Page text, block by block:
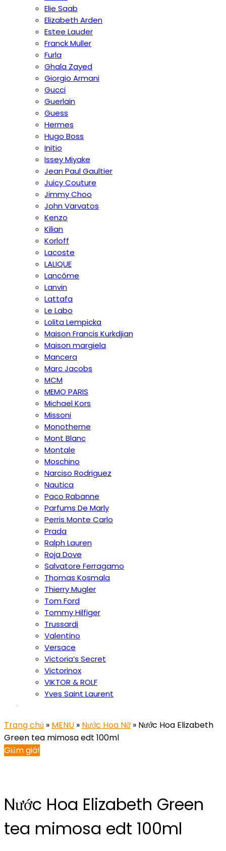
Elie Saab
Elizabeth Arden
Estee Lauder
Franck Muller
Furla
Ghala Zayed
Giorgio Armani
Gucci
Guerlain
Guess
Hermes
Hugo Boss
Initio
Issey Miyake
Jean Paul Gaultier
Juicy Couture
Jimmy Choo
John Varvatos
Kenzo
Kilian
Korloff
Lacoste
LALIQUE
Lancôme
Lanvin
Lattafa
Le Labo
Lolita Lempicka
Maison Francis Kurkdjian
Maison margiela
Mancera
Marc Jacobs
MCM
MEMO PARIS
Michael Kors
Missoni
Monotheme
Mont Blanc
Montale
Moschino
Narciso Rodriguez
Nautica
Paco Rabanne
Parfums De Marly
Perris Monte Carlo
Prada
Ralph Lauren
Roja Dove
Salvatore Ferragamo
Thomas Kosmala
Thierry Mugler
Tom Ford
Tommy Hilfiger
Trussardi
Valentino
Versace
Victoria’s Secret
Victorinox
VIKTOR & ROLF
Yves Saint Laurent
Trang chủ » MENU » Nước Hoa Nữ » Nước Hoa Elizabeth
Green tea mimosa edt 100ml
Giảm giá!
Nước Hoa Elizabeth Green
tea mimosa edt 100ml